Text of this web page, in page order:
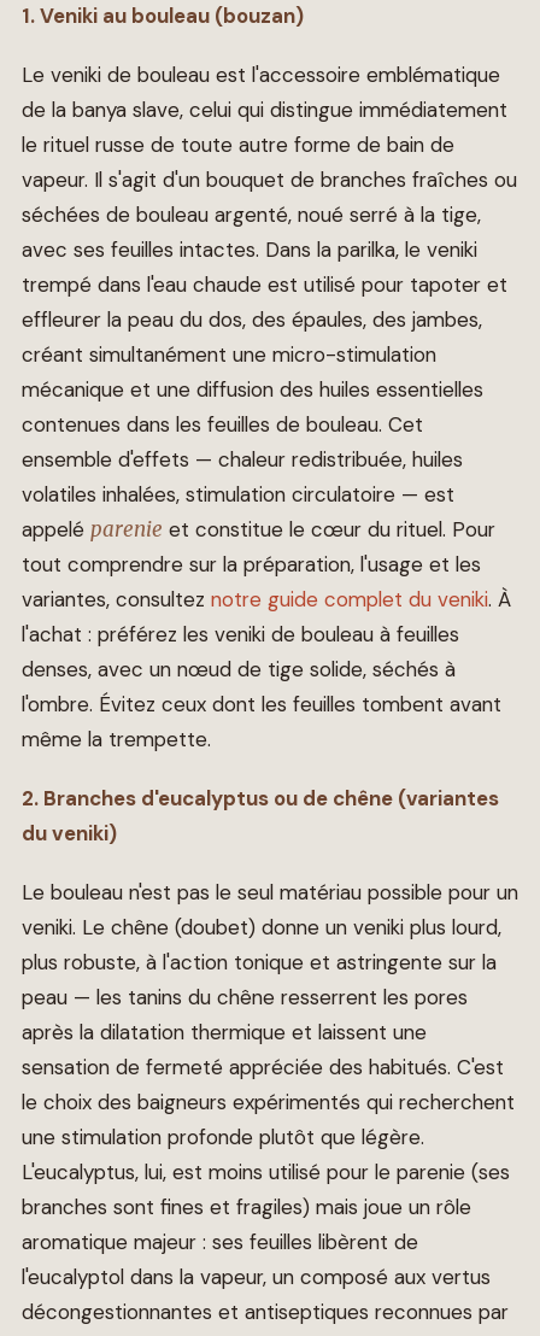
1. Veniki au bouleau (bouzan)
Le veniki de bouleau est l'accessoire emblématique
de la banya slave, celui qui distingue immédiatement
le rituel russe de toute autre forme de bain de
vapeur. Il s'agit d'un bouquet de branches fraîches ou
séchées de bouleau argenté, noué serré à la tige,
avec ses feuilles intactes. Dans la parilka, le veniki
trempé dans l'eau chaude est utilisé pour tapoter et
effleurer la peau du dos, des épaules, des jambes,
créant simultanément une micro-stimulation
mécanique et une diffusion des huiles essentielles
contenues dans les feuilles de bouleau. Cet
ensemble d'effets — chaleur redistribuée, huiles
volatiles inhalées, stimulation circulatoire — est
appelé parenie et constitue le cœur du rituel. Pour
tout comprendre sur la préparation, l'usage et les
variantes, consultez notre guide complet du veniki. À
l'achat : préférez les veniki de bouleau à feuilles
denses, avec un nœud de tige solide, séchés à
l'ombre. Évitez ceux dont les feuilles tombent avant
même la trempette.
2. Branches d'eucalyptus ou de chêne (variantes
du veniki)
Le bouleau n'est pas le seul matériau possible pour un
veniki. Le chêne (doubet) donne un veniki plus lourd,
plus robuste, à l'action tonique et astringente sur la
peau — les tanins du chêne resserrent les pores
après la dilatation thermique et laissent une
sensation de fermeté appréciée des habitués. C'est
le choix des baigneurs expérimentés qui recherchent
une stimulation profonde plutôt que légère.
L'eucalyptus, lui, est moins utilisé pour le parenie (ses
branches sont fines et fragiles) mais joue un rôle
aromatique majeur : ses feuilles libèrent de
l'eucalyptol dans la vapeur, un composé aux vertus
décongestionnantes et antiseptiques reconnues par